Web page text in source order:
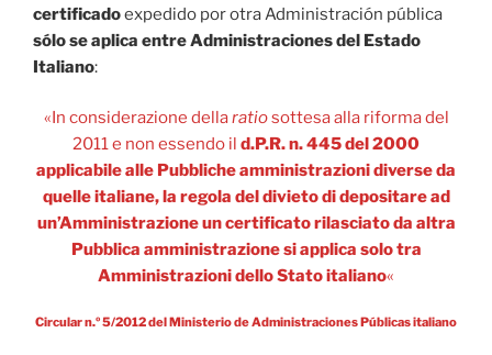
certificadoexpedido por otra Administración pública
sólo se aplica entre Administraciones del Estado
Italiano:
«In considerazione dellaratiosottesa alla riforma del
2011 e non essendo il d.P.R. n. 445 del 2000
applicabile alle Pubbliche amministrazioni diverse da
quelle italiane, la regola del divieto di depositare ad
un’Amministrazione un certificato rilasciato da altra
Pubblica amministrazione si applica solo tra
Amministrazioni dello Stato italiano«
Circular n.º 5/2012 del Ministerio de Administraciones Públicas italiano